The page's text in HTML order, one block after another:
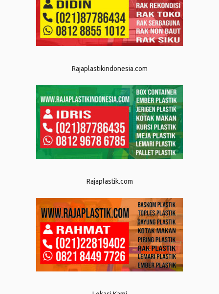
Rajaplastikindonesia.com
Rajaplastik.com